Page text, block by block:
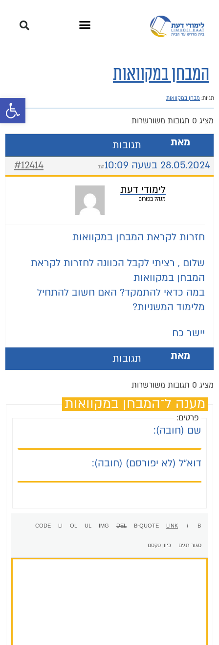
פתח
המבחן במקוואות
תגיות: מבחן במקוואות
מציג 0 תגובות משורשרות
מאת
תגובות
28.05.2024 בשעה 10:09
#12414 הגב
לימודי דעת
מנהל בפורום
חזרות לקראת המבחן במקוואות
שלום , רציתי לקבל הכוונה לחזרות לקראת
המבחן במקוואות
במה כדאי להתמקד? האם חשוב להתחיל
מלימוד המשניות?
יישר כח
מאת
תגובות
מציג 0 תגובות משורשרות
מענה ל־המבחן במקוואות
פרטים:
שם (חובה):
דוא"ל (לא יפורסם) (חובה):